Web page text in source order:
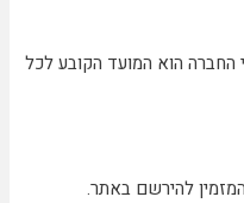
החברה הוא המועד הקובע לכל
להירשם באתר.